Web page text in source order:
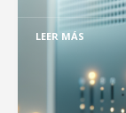
LEER MÁS